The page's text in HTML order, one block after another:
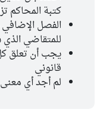
كتبة المحاكم
الفصل
للمتقاضي
يجب أن تعلق
قانوني
لم أجد أي